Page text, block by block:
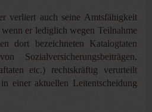
verliert auch seine Amtsfähigkeit
er lediglich wegen Teilnahme
dort bezeichneten Katalogtaten
Sozialversicherungsbeiträgen,
etc.) rechtskräftig verurteilt
einer aktuellen Leitentscheidung